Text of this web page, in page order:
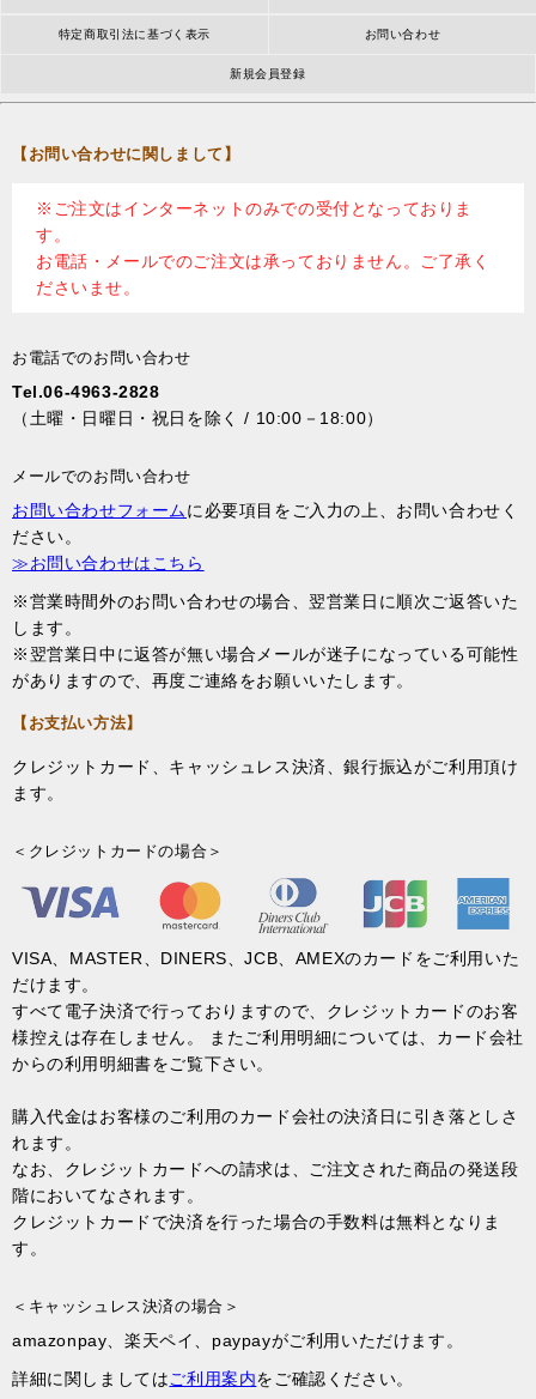
特定商取引法に基づく表示 お問い合わせ
新規会員登録
【お問い合わせに関しまして】
※ご注文はインターネットのみでの受付となっておりま
す。
お電話・メールでのご注文は承っておりません。ご了承く
ださいませ。
お電話でのお問い合わせ
Tel.06-4963-2828
（土曜・日曜日・祝日を除く / 10:00－18:00）
メールでのお問い合わせ
お問い合わせフォームに必要項目をご入力の上、お問い合わせく
ださい。
≫お問い合わせはこちら
※営業時間外のお問い合わせの場合、翌営業日に順次ご返答いた
します。
※翌営業日中に返答が無い場合メールが迷子になっている可能性
がありますので、再度ご連絡をお願いいたします。
【お支払い方法】
クレジットカード、キャッシュレス決済、銀行振込がご利用頂け
ます。
＜クレジットカードの場合＞
VISA、MASTER、DINERS、JCB、AMEXのカードをご利用いた
だけます。
すべて電子決済で行っておりますので、クレジットカードのお客
様控えは存在しません。 またご利用明細については、カード会社
からの利用明細書をご覧下さい。
購入代金はお客様のご利用のカード会社の決済日に引き落としさ
れます。
なお、クレジットカードへの請求は、ご注文された商品の発送段
階においてなされます。
クレジットカードで決済を行った場合の手数料は無料となりま
す。
＜キャッシュレス決済の場合＞
amazonpay、楽天ペイ、paypayがご利用いただけます。
詳細に関しましてはご利用案内をご確認ください。